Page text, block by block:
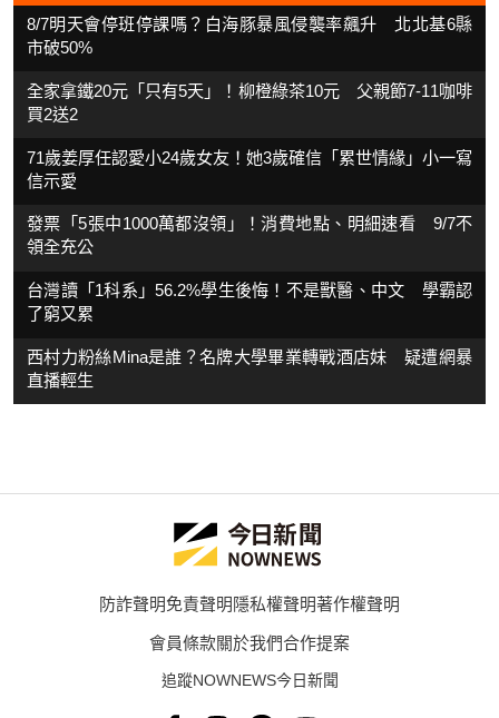
8/7明天會停班停課嗎？白海豚暴風侵襲率飆升 北北基6縣
市破50%
全家拿鐵20元「只有5天」！柳橙綠茶10元 父親節7-11咖啡
買2送2
71歲姜厚任認愛小24歲女友！她3歲確信「累世情緣」小一寫
信示愛
發票「5張中1000萬都沒領」！消費地點、明細速看 9/7不
領全充公
台灣讀「1科系」56.2%學生後悔！不是獸醫、中文 學霸認
了窮又累
西村力粉絲Mina是誰？名牌大學畢業轉戰酒店妹 疑遭網暴
直播輕生
防詐聲明免責聲明隱私權聲明著作權聲明
會員條款關於我們合作提案
追蹤NOWNEWS今日新聞